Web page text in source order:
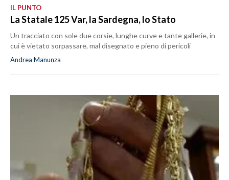
IL PUNTO
La Statale 125 Var, la Sardegna, lo Stato
Un tracciato con sole due corsie, lunghe curve e tante gallerie, in
cui è vietato sorpassare, mal disegnato e pieno di pericoli
Andrea Manunza